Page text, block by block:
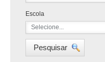
Escola
Selecione...
Pesquisar